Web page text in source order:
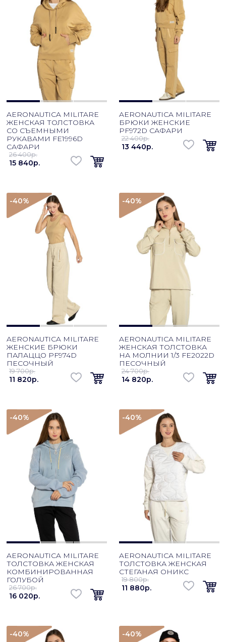
AERONAUTICA MILITARE
ЖЕНСКАЯ ТОЛСТОВКА
СО СЪЕМНЫМИ
РУКАВАМИ FE1996D
САФАРИ
26 400p.
15 840p.
AERONAUTICA MILITARE
БРЮКИ ЖЕНСКИЕ
PF972D САФАРИ
22 400p.
13 440p.
-40%
AERONAUTICA MILITARE
ЖЕНСКИЕ БРЮКИ
ПАЛАЦЦО PF974D
ПЕСОЧНЫЙ
19 700p.
11 820p.
-40%
AERONAUTICA MILITARE
ЖЕНСКАЯ ТОЛСТОВКА
НА МОЛНИИ 1/3 FE2022D
ПЕСОЧНЫЙ
24 700p.
14 820p.
-40%
AERONAUTICA MILITARE
ТОЛСТОВКА ЖЕНСКАЯ
КОМБИНИРОВАННАЯ
ГОЛУБОЙ
26 700p.
16 020p.
-40%
AERONAUTICA MILITARE
ТОЛСТОВКА ЖЕНСКАЯ
СТЕГАНАЯ ОНИКС
19 800p.
11 880p.
-40% -40%